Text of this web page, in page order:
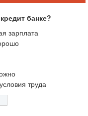
банке?
зарплата
труда